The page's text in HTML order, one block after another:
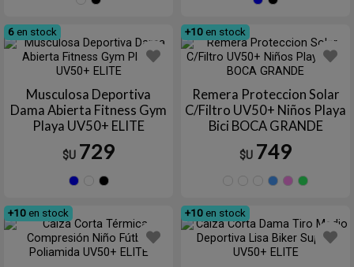
6 en stock
Musculosa Deportiva
Dama Abierta Fitness Gym
Playa UV50+ ELITE
$U 729
+10 en stock
Remera Proteccion Solar
C/Filtro UV50+ Niños Playa
Bici BOCA GRANDE
$U 749
27 Azul
+10 en stock +10 en stock